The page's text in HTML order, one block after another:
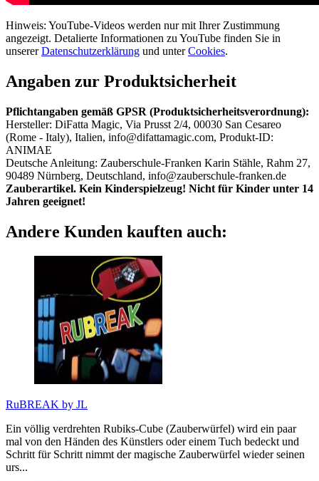
Hinweis: YouTube-Videos werden nur mit Ihrer Zustimmung
angezeigt. Detalierte Informationen zu YouTube finden Sie in
unsererDatenschutzerklärung und unterCookies.
Angaben zur Produktsicherheit
Pflichtangaben gemäß GPSR (Produktsicherheitsverordnung):
Hersteller: DiFatta Magic, Via Prusst 2/4, 00030 San Cesareo
(Rome - Italy), Italien, info@difattamagic.com, Produkt-ID:
ANIMAE
Deutsche Anleitung: Zauberschule-Franken Karin Stähle, Rahm 27,
90489 Nürnberg, Deutschland, info@zauberschule-franken.de
Zauberartikel. Kein Kinderspielzeug! Nicht für Kinder unter 14
Jahren geeignet!
Andere Kunden kauften auch:
RuBREAK by JL
Ein völlig verdrehten Rubiks-Cube (Zauberwürfel) wird ein paar
mal von den Händen des Künstlers oder einem Tuch bedeckt und
Schritt für Schritt nimmt der magische Zauberwürfel wieder seinen
urs...